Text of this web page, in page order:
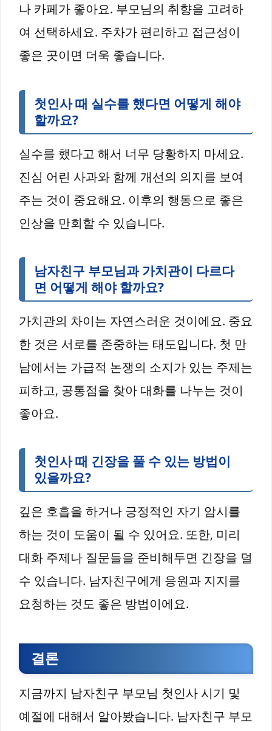
나 카페가 좋아요. 부모님의 취향을 고려하
여 선택하세요. 주차가 편리하고 접근성이
좋은 곳이면 더욱 좋습니다.
첫인사 때 실수를 했다면 어떻게 해야
할까요?
실수를 했다고 해서 너무 당황하지 마세요.
진심 어린 사과와 함께 개선의 의지를 보여
주는 것이 중요해요. 이후의 행동으로 좋은
인상을 만회할 수 있습니다.
남자친구 부모님과 가치관이 다르다
면 어떻게 해야 할까요?
가치관의 차이는 자연스러운 것이에요. 중요
한 것은 서로를 존중하는 태도입니다. 첫 만
남에서는 가급적 논쟁의 소지가 있는 주제는
피하고, 공통점을 찾아 대화를 나누는 것이
좋아요.
첫인사 때 긴장을 풀 수 있는 방법이
있을까요?
깊은 호흡을 하거나 긍정적인 자기 암시를
하는 것이 도움이 될 수 있어요. 또한, 미리
대화 주제나 질문들을 준비해두면 긴장을 덜
수 있습니다. 남자친구에게 응원과 지지를
요청하는 것도 좋은 방법이에요.
결론
지금까지 남자친구 부모님 첫인사 시기 및
예절에 대해서 알아봤습니다. 남자친구 부모